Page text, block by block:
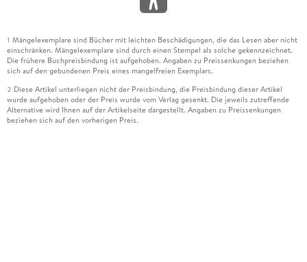
1 Mängelexemplare sind Bücher mit leichten Beschädigungen, die das Lesen aber nicht
einschränken. Mängelexemplare sind durch einen Stempel als solche gekennzeichnet.
Die frühere Buchpreisbindung ist aufgehoben. Angaben zu Preissenkungen beziehen
sich auf den gebundenen Preis eines mangelfreien Exemplars.
2 Diese Artikel unterliegen nicht der Preisbindung, die Preisbindung dieser Artikel
wurde aufgehoben oder der Preis wurde vom Verlag gesenkt. Die jeweils zutreffende
Alternative wird Ihnen auf der Artikelseite dargestellt. Angaben zu Preissenkungen
beziehen sich auf den vorherigen Preis.